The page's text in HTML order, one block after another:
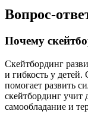
Вопрос-
Почему
Скейтбординг
и гибкость у
помогает развить
скейтбординг учит
самообладание и